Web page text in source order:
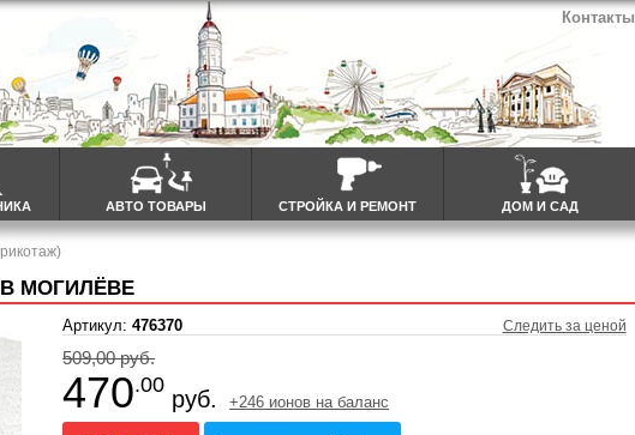
АВТО ТОВАРЫ СТРОЙКА И РЕМОНТ ДОМ И САД
Контакты
В МОГИЛЁВЕ
Артикул:476370 Следить за ценой
509,00 руб.
470.00
руб. +246 ионов на баланс